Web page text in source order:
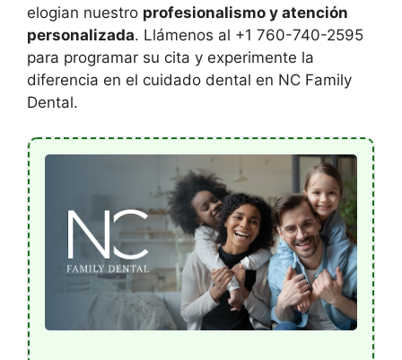
elogian nuestro profesionalismo y atención
personalizada. Llámenos al +1 760-740-2595
para programar su cita y experimente la
diferencia en el cuidado dental en NC Family
Dental.